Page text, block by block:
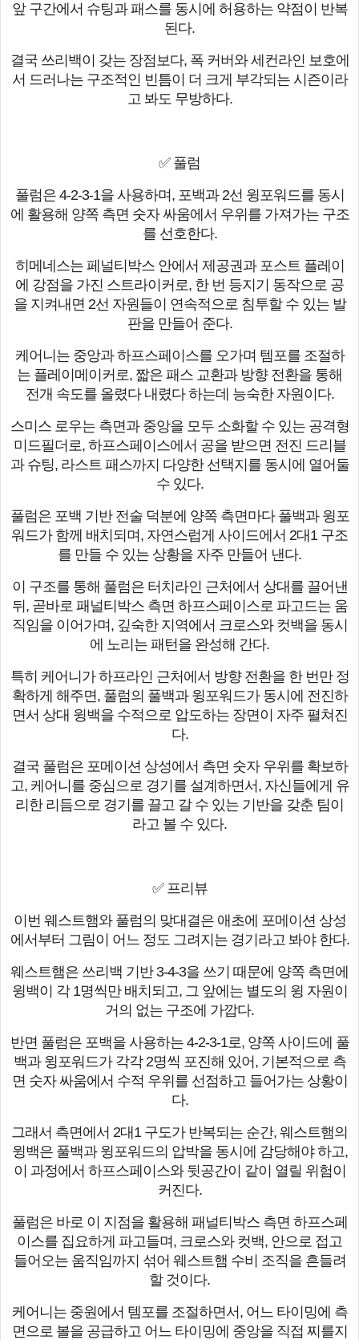
앞 구간에서 슈팅과 패스를 동시에 허용하는 약점이 반복
된다.
결국 쓰리백이 갖는 장점보다, 폭 커버와 세컨라인 보호에
서 드러나는 구조적인 빈틈이 더 크게 부각되는 시즌이라
고 봐도 무방하다.
✅ 풀럼
풀럼은 4-2-3-1을 사용하며, 포백과 2선 윙포워드를 동시
에 활용해 양쪽 측면 숫자 싸움에서 우위를 가져가는 구조
를 선호한다.
히메네스는 페널티박스 안에서 제공권과 포스트 플레이
에 강점을 가진 스트라이커로, 한 번 등지기 동작으로 공
을 지켜내면 2선 자원들이 연속적으로 침투할 수 있는 발
판을 만들어 준다.
케어니는 중앙과 하프스페이스를 오가며 템포를 조절하
는 플레이메이커로, 짧은 패스 교환과 방향 전환을 통해
전개 속도를 올렸다 내렸다 하는데 능숙한 자원이다.
스미스 로우는 측면과 중앙을 모두 소화할 수 있는 공격형
미드필더로, 하프스페이스에서 공을 받으면 전진 드리블
과 슈팅, 라스트 패스까지 다양한 선택지를 동시에 열어둘
수 있다.
풀럼은 포백 기반 전술 덕분에 양쪽 측면마다 풀백과 윙포
워드가 함께 배치되며, 자연스럽게 사이드에서 2대1 구조
를 만들 수 있는 상황을 자주 만들어 낸다.
이 구조를 통해 풀럼은 터치라인 근처에서 상대를 끌어낸
뒤, 곧바로 패널티박스 측면 하프스페이스로 파고드는 움
직임을 이어가며, 깊숙한 지역에서 크로스와 컷백을 동시
에 노리는 패턴을 완성해 간다.
특히 케어니가 하프라인 근처에서 방향 전환을 한 번만 정
확하게 해주면, 풀럼의 풀백과 윙포워드가 동시에 전진하
면서 상대 윙백을 수적으로 압도하는 장면이 자주 펼쳐진
다.
결국 풀럼은 포메이션 상성에서 측면 숫자 우위를 확보하
고, 케어니를 중심으로 경기를 설계하면서, 자신들에게 유
리한 리듬으로 경기를 끌고 갈 수 있는 기반을 갖춘 팀이
라고 볼 수 있다.
✅ 프리뷰
이번 웨스트햄와 풀럼의 맞대결은 애초에 포메이션 상성
에서부터 그림이 어느 정도 그려지는 경기라고 봐야 한다.
웨스트햄은 쓰리백 기반 3-4-3을 쓰기 때문에 양쪽 측면에
윙백이 각 1명씩만 배치되고, 그 앞에는 별도의 윙 자원이
거의 없는 구조에 가깝다.
반면 풀럼은 포백을 사용하는 4-2-3-1로, 양쪽 사이드에 풀
백과 윙포워드가 각각 2명씩 포진해 있어, 기본적으로 측
면 숫자 싸움에서 수적 우위를 선점하고 들어가는 상황이
다.
그래서 측면에서 2대1 구도가 반복되는 순간, 웨스트햄의
윙백은 풀백과 윙포워드의 압박을 동시에 감당해야 하고,
이 과정에서 하프스페이스와 뒷공간이 같이 열릴 위험이
커진다.
풀럼은 바로 이 지점을 활용해 패널티박스 측면 하프스페
이스를 집요하게 파고들며, 크로스와 컷백, 안으로 접고
들어오는 움직임까지 섞어 웨스트햄 수비 조직을 흔들려
할 것이다.
케어니는 중원에서 템포를 조절하면서, 어느 타이밍에 측
면으로 볼을 공급하고 어느 타이밍에 중앙을 직접 찌를지